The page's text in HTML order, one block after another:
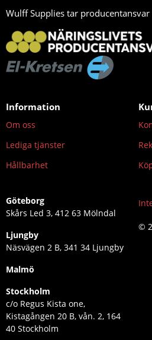
Wulff Supplies tar producentansvar
Information
Om oss
Lediga tjänster
Hållbarhet
Göteborg
Skårs Led 3, 412 63 Mölndal
Ljungby
Näsvägen 2 B, 341 34 Ljungby
Malmö
Stockholm
c/o Regus Kista one,
Kistagången 20 B, vån. 2, 164
40 Stockholm
©